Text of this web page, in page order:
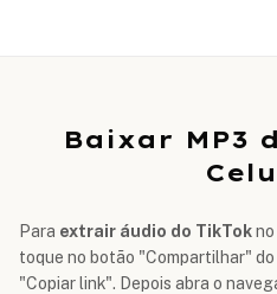
Baixar MP3
Para extrair áudio do TikTok
toque no botão "Compartilhar"
"Copiar link". Depois abra o